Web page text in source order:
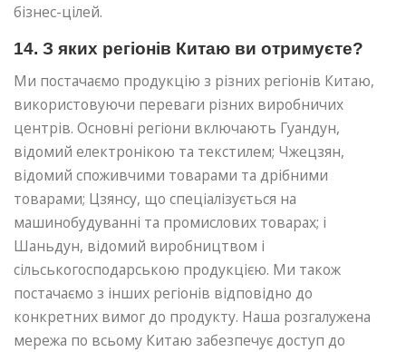
бізнес-цілей.
14. З яких регіонів Китаю ви отримуєте?
Ми постачаємо продукцію з різних регіонів Китаю,
використовуючи переваги різних виробничих
центрів. Основні регіони включають Гуандун,
відомий електронікою та текстилем; Чжецзян,
відомий споживчими товарами та дрібними
товарами; Цзянсу, що спеціалізується на
машинобудуванні та промислових товарах; і
Шаньдун, відомий виробництвом і
сільськогосподарською продукцією. Ми також
постачаємо з інших регіонів відповідно до
конкретних вимог до продукту. Наша розгалужена
мережа по всьому Китаю забезпечує доступ до